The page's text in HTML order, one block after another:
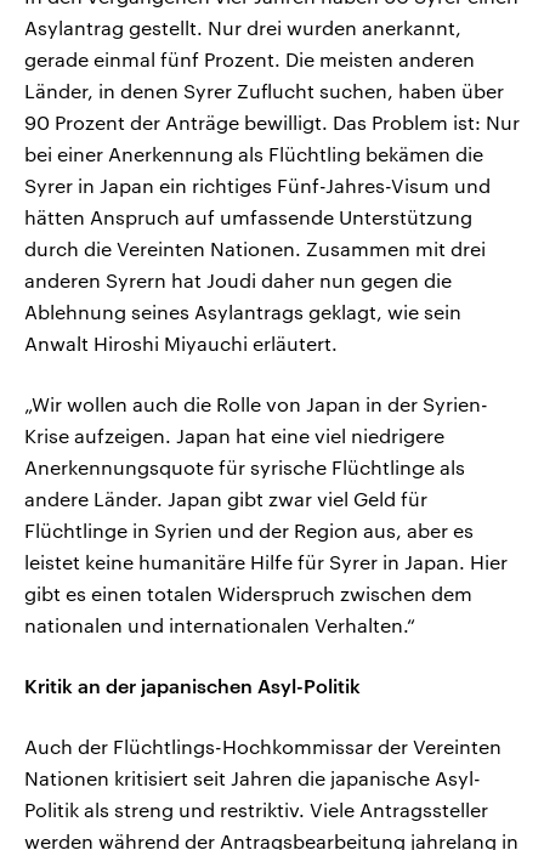
Asylantrag gestellt. Nur drei wurden anerkannt,
gerade einmal fünf Prozent. Die meisten anderen
Länder, in denen Syrer Zuflucht suchen, haben über
90 Prozent der Anträge bewilligt. Das Problem ist: Nur
bei einer Anerkennung als Flüchtling bekämen die
Syrer in Japan ein richtiges Fünf-Jahres-Visum und
hätten Anspruch auf umfassende Unterstützung
durch die Vereinten Nationen. Zusammen mit drei
anderen Syrern hat Joudi daher nun gegen die
Ablehnung seines Asylantrags geklagt, wie sein
Anwalt Hiroshi Miyauchi erläutert.
„Wir wollen auch die Rolle von Japan in der Syrien-
Krise aufzeigen. Japan hat eine viel niedrigere
Anerkennungsquote für syrische Flüchtlinge als
andere Länder. Japan gibt zwar viel Geld für
Flüchtlinge in Syrien und der Region aus, aber es
leistet keine humanitäre Hilfe für Syrer in Japan. Hier
gibt es einen totalen Widerspruch zwischen dem
nationalen und internationalen Verhalten.“
Kritik an der japanischen Asyl-Politik
Auch der Flüchtlings-Hochkommissar der Vereinten
Nationen kritisiert seit Jahren die japanische Asyl-
Politik als streng und restriktiv. Viele Antragssteller
werden während der Antragsbearbeitung jahrelang in